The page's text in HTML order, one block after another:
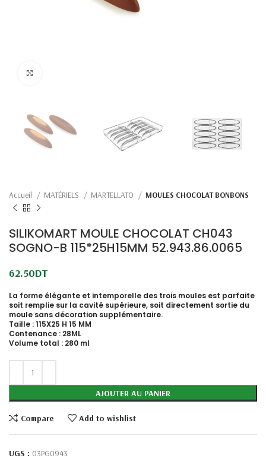
Accueil MATÉRIELS MARTELLATO MOULES CHOCOLAT BONBONS
SILIKOMART MOULE CHOCOLAT CH043
SOGNO-B 115*25H15MM 52.943.86.0065
62.50DT
La forme élégante et intemporelle des trois moules est parfaite
soit remplie sur la cavité supérieure, soit directement sortie du
moule sans décoration supplémentaire.
Taille : 115X25 H 15 MM
Contenance : 28ML
Volume total : 280 ml
AJOUTER AU PANIER
Compare Add to wishlist
UGS : 03PG0943